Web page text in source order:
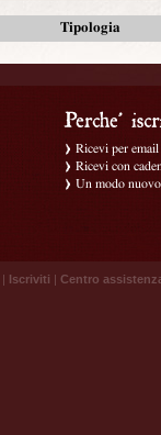
Tipologia
Ricevi per
Ricevi con
Un modo
| Iscriviti | Centro